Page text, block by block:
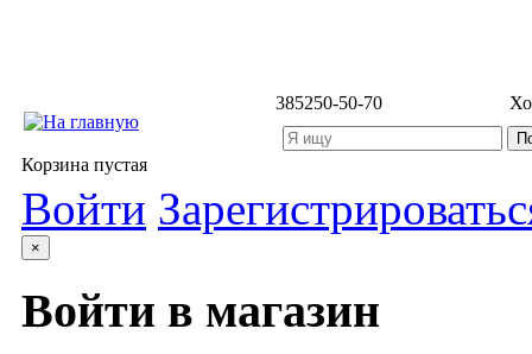
385250-50-70
Корзина пустая
Войти
×
Войти в магазин